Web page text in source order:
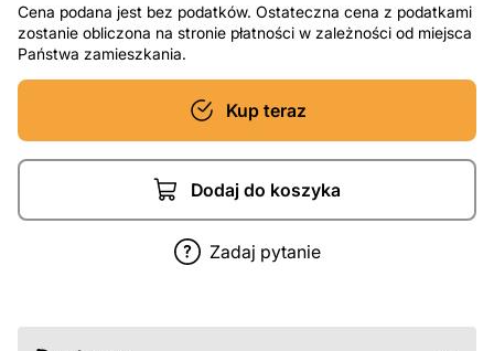
Cena podana jest bez podatków. Ostateczna cena z podatkami
zostanie obliczona na stronie płatności w zależności od miejsca
Państwa zamieszkania.
Kup teraz
Dodaj do koszyka
Zadaj pytanie